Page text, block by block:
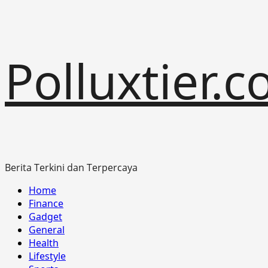
to
content
Berita Terkini dan Terpercaya
Primary
Menu
Home
Finance
Gadget
General
Health
Lifestyle